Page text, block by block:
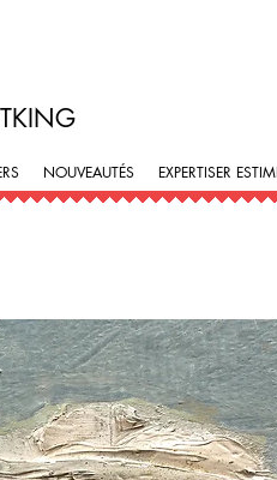
NOUVEAUTÉS EXPERTISER